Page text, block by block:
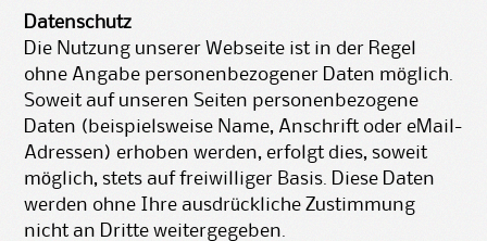
Datenschutz
Die Nutzung unserer Webseite ist in der Regel
ohne Angabe personenbezogener Daten möglich.
Soweit auf unseren Seiten personenbezogene
Daten (beispielsweise Name, Anschrift oder eMail-
Adressen) erhoben werden, erfolgt dies, soweit
möglich, stets auf freiwilliger Basis. Diese Daten
werden ohne Ihre ausdrückliche Zustimmung
nicht an Dritte weitergegeben.